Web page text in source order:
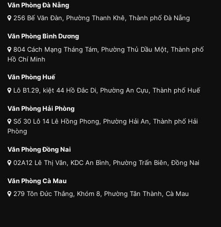
Văn Phòng Đà Nẵng
256 Bế Văn Đàn, Phường Thanh Khê, Thành phố Đà Nẵng
Văn Phòng Bình Dương
804 Cách Mạng Tháng Tám, Phường Thủ Dầu Một, Thành phố
Hồ Chí Minh
Văn Phòng Huế
Lô B1.29, kiệt 44 Hồ Đắc Di, Phường An Cựu, Thành phố Huế
Văn Phòng Hải Phòng
Số 30 Lô 14 Lê Hồng Phong, Phường Hải An, Thành phố Hải
Phòng
Văn Phòng Đồng Nai
02A12 Lê Thị Vân, KDC An Bình, Phường Trấn Biên, Đồng Nai
Văn Phòng Cà Mau
279 Tôn Đức Thắng, Khóm 8, Phường Tân Thành, Cà Mau